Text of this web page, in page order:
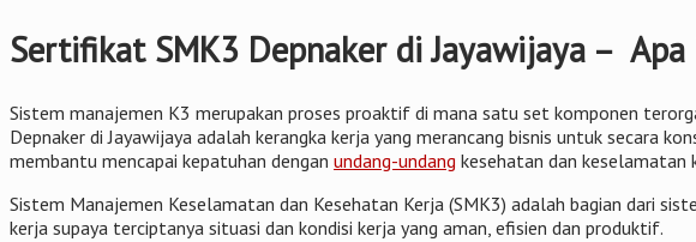
Sertifikat SMK3 Depnaker di Jayawijaya –
Sistem manajemen K3 merupakan proses proaktif di mana satu set komponen
Depnaker di Jayawijaya adalah kerangka kerja yang merancang bisnis untuk secara
membantu mencapai kepatuhan dengan undang-undang kesehatan dan keselamatan
Sistem Manajemen Keselamatan dan Kesehatan Kerja (SMK3) adalah bagian dari
kerja supaya terciptanya situasi dan kondisi kerja yang aman, efisien dan produktif.